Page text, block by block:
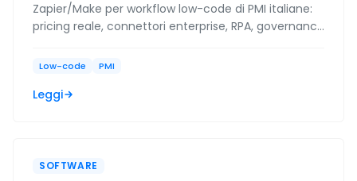
Zapier/Make per workflow low-code di PMI italiane:
pricing reale, connettori enterprise, RPA, governance
Low-code PMI
Leggi
SOFTWARE